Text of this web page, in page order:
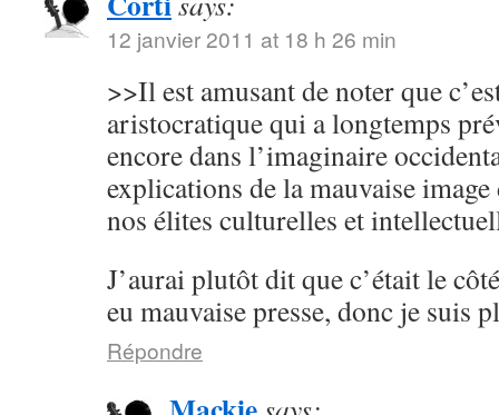
12 janvier 2011 at 18 h 26 min
>>Il est amusant de noter que
aristocratique qui a longtemps
encore dans l’imaginaire
explications de la mauvaise image
nos élites culturelles et
J’aurai plutôt dit que c’était le
eu mauvaise presse, donc je suis
Répondre